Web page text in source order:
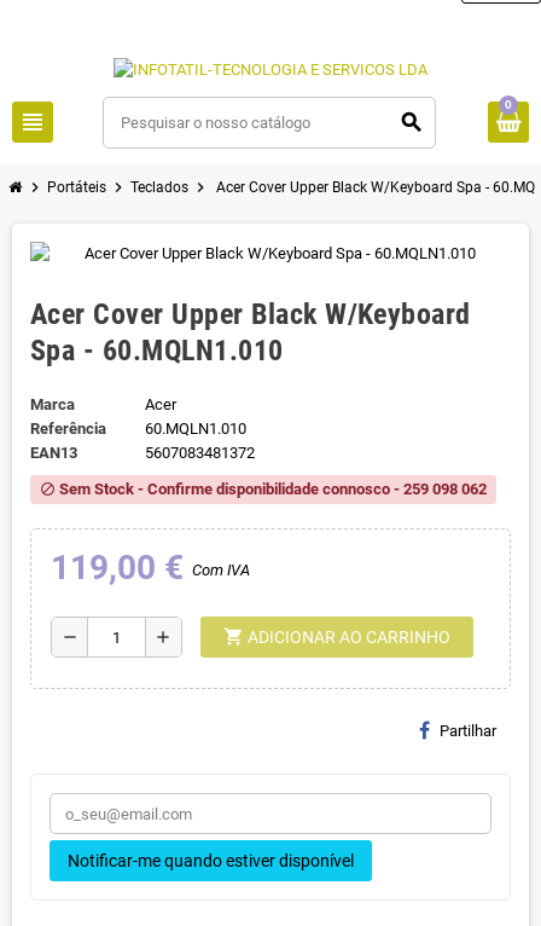
view_headline search
0
chevron_right Portáteis chevron_right Teclados chevron_right Acer Cover Upper Black W/Keyboard Spa -
Acer Cover Upper Black W/Keyboard
Spa - 60.MQLN1.010
Marca
Acer
Referência
60.MQLN1.010
EAN13
5607083481372
block Sem Stock - Confirme disponibilidade connosco - 259 098 062
119,00 € Com IVA
remove add shopping_cart ADICIONAR AO CARRINHO
Partilhar
Notificar-me quando estiver disponível